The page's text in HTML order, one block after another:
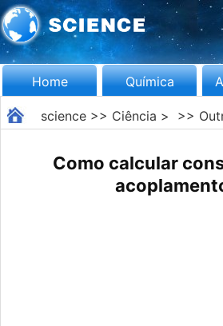
Home Química
science>> Ciência > >>
Como calcular